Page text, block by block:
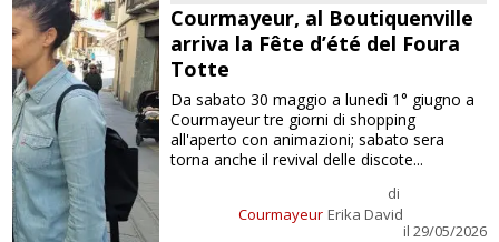
Courmayeur, al Boutiquenville
arriva la Fête d’été del Foura
Totte
Courmayeur
di
Erika David
il 29/05/2026
Da sabato 30 maggio a lunedì 1° giugno a
Courmayeur tre giorni di shopping
all'aperto con animazioni; sabato sera
torna anche il revival delle discote...